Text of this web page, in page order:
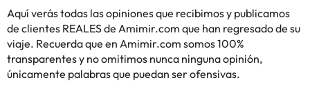
Aquí verás todas las opiniones que recibimos y publicamos
de clientes REALES de Amimir.com que han regresado de su
viaje. Recuerda que en Amimir.com somos 100%
transparentes y no omitimos nunca ninguna opinión,
únicamente palabras que puedan ser ofensivas.